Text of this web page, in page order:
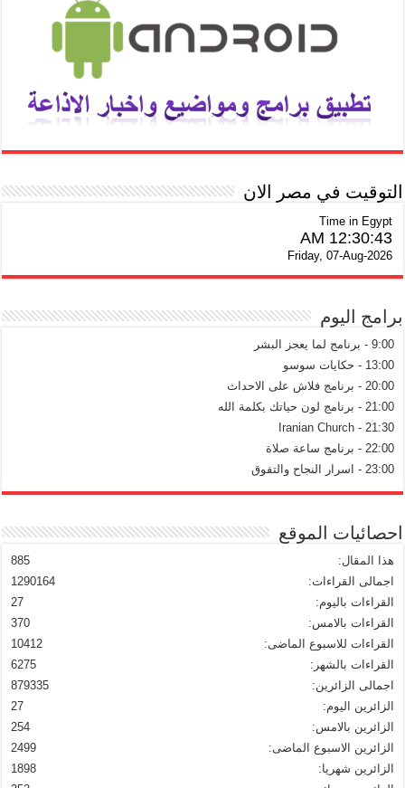
التوقيت في مصر الان
Time in Egypt
12:30:44 AM
Friday, 07-Aug-2026
برامج اليوم
9:00 - برنامج لما يعجز البشر
13:00 - حكايات سوسو
20:00 - برنامج فلاش على الاحداث
21:00 - برنامج لون حياتك بكلمة الله
21:30 - Iranian Church
22:00 - برنامج ساعة صلاة
23:00 - اسرار النجاح والتفوق
احصائيات الموقع
885
هذا المقال:
1290164
اجمالى القراءات:
27
القراءات باليوم:
370
القراءات بالامس:
10412
القراءات للاسبوع الماضى:
6275
القراءات بالشهر:
879335
اجمالى الزائرين:
27
الزائرين اليوم:
254
الزائرين بالامس:
2499
الزائرين الاسبوع الماضى:
1898
الزائرين شهريا: